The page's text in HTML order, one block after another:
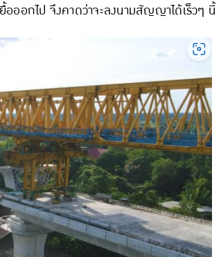
ออกไป จึงคาดว่าจะลงนามสัญญาได้เร็วๆ นี้